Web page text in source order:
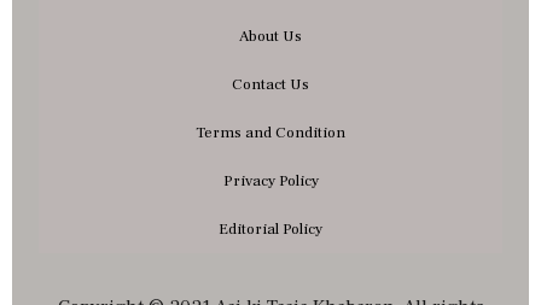
About Us
Contact Us
Terms and Condition
Privacy Policy
Editorial Policy